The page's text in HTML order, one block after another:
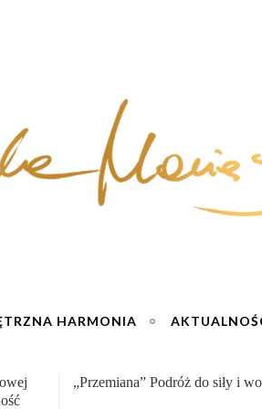
HARMONIA
:)
Sernik truskawkowy na zimno –